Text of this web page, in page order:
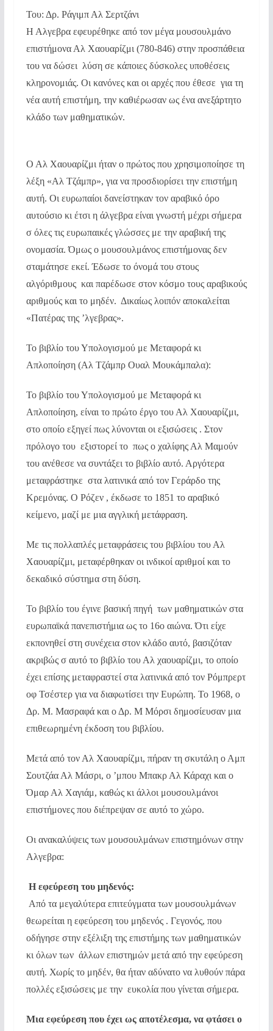
Του: Δρ. Ράγιμπ Αλ Σερτζάνι
Η Αλγεβρα εφευρέθηκε από τον μέγα μουσουλμάνο
επιστήμονα Αλ Χαουαρίζμι (780-846) στην προσπάθεια
του να δώσει λύση σε κάποιες δύσκολες υποθέσεις
κληρονομιάς. Οι κανόνες και οι αρχές που έθεσε για τη
νέα αυτή επιστήμη, την καθιέρωσαν ως ένα ανεξάρτητο
κλάδο των μαθηματικών.
Ο Αλ Χαουαρίζμι ήταν ο πρώτος που χρησιμοποίησε τη
λέξη «Αλ Τζάμπρ», για να προσδιορίσει την επιστήμη
αυτή. Οι ευρωπαίοι δανείστηκαν τον αραβικό όρο
αυτούσιο κι έτσι η άλγεβρα είναι γνωστή μέχρι σήμερα
σ όλες τις ευρωπαικές γλώσσες με την αραβική της
ονομασία. Όμως ο μουσουλμάνος επιστήμονας δεν
σταμάτησε εκεί. Έδωσε το όνομά του στους
αλγόριθμους και παρέδωσε στον κόσμο τους αραβικούς
αριθμούς και το μηδέν. Δικαίως λοιπόν αποκαλείται
«Πατέρας της ’λγεβρας».
Το βιβλίο του Υπολογισμού με Μεταφορά κι
Απλοποίηση (Αλ Τζάμπρ Ουαλ Μουκάμπαλα):
Το βιβλίο του Υπολογισμού με Μεταφορά κι
Απλοποίηση, είναι το πρώτο έργο του Αλ Χαουαρίζμι,
στο οποίο εξηγεί πως λύνονται οι εξισώσεις . Στον
πρόλογο του εξιστορεί το πως ο χαλίφης Αλ Μαμούν
του ανέθεσε να συντάξει το βιβλίο αυτό. Αργότερα
μεταφράστηκε στα λατινικά από τον Γεράρδο της
Κρεμόνας. Ο Ρόζεν , έκδωσε το 1851 το αραβικό
κείμενο, μαζί με μια αγγλική μετάφραση.
Με τις πολλαπλές μεταφράσεις του βιβλίου του Αλ
Χαουαρίζμι, μεταφέρθηκαν οι ινδικοί αριθμοί και το
δεκαδικό σύστημα στη δύση.
Το βιβλίο του έγινε βασική πηγή των μαθηματικών στα
ευρωπαϊκά πανεπιστήμια ως το 16ο αιώνα. Ότι είχε
εκπονηθεί στη συνέχεια στον κλάδο αυτό, βασιζόταν
ακριβώς σ αυτό το βιβλίο του Αλ χαουαρίζμι, το οποίο
έχει επίσης μεταφραστεί στα λατινικά από τον Ρόμπρερτ
οφ Τσέστερ για να διαφωτίσει την Ευρώπη. Το 1968, ο
Δρ. Μ. Μασραφά και ο Δρ. Μ Μόρσι δημοσίευσαν μια
επιθεωρημένη έκδοση του βιβλίου.
Μετά από τον Αλ Χαουαρίζμι, πήραν τη σκυτάλη ο Αμπ
Σουτζάα Αλ Μάσρι, ο ’μπου Μπακρ Αλ Κάραχι και ο
Όμαρ Αλ Χαγιάμ, καθώς κι άλλοι μουσουλμάνοι
επιστήμονες που διέπρεψαν σε αυτό το χώρο.
Οι ανακαλύψεις των μουσουλμάνων επιστημόνων στην
Αλγεβρα:
Η εφεύρεση του μηδενός:
Από τα μεγαλύτερα επιτεύγματα των μουσουλμάνων
θεωρείται η εφεύρεση του μηδενός . Γεγονός, που
οδήγησε στην εξέλιξη της επιστήμης των μαθηματικών
κι όλων των άλλων επιστημών μετά από την εφεύρεση
αυτή. Χωρίς το μηδέν, θα ήταν αδύνατο να λυθούν πάρα
πολλές εξισώσεις με την ευκολία που γίνεται σήμερα.
Μια εφεύρεση που έχει ως αποτέλεσμα, να φτάσει ο